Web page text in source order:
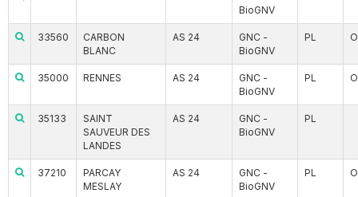
BioGNV
33560
CARBON
BLANC
AS 24
GNC -
BioGNV
PL
35000 RENNES AS 24
GNC -
BioGNV
PL
35133
SAINT
SAUVEUR DES
LANDES
AS 24
GNC -
BioGNV
PL
37210
PARCAY
MESLAY
AS 24
GNC -
BioGNV
PL